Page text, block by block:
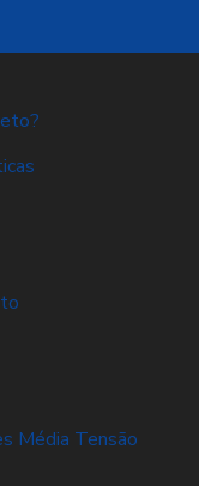
Média Tensão